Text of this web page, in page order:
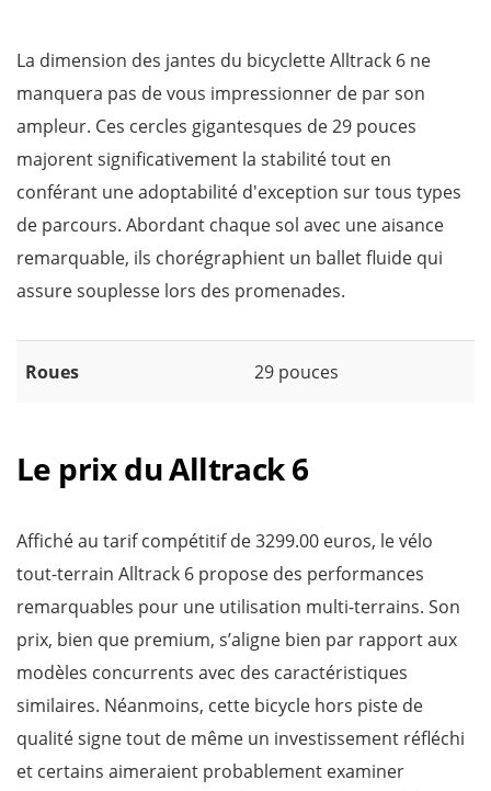
La dimension des jantes du bicyclette Alltrack 6 ne
manquera pas de vous impressionner de par son
ampleur. Ces cercles gigantesques de 29 pouces
majorent significativement la stabilité tout en
conférant une adoptabilité d'exception sur tous types
de parcours. Abordant chaque sol avec une aisance
remarquable, ils chorégraphient un ballet fluide qui
assure souplesse lors des promenades.
Roues 29 pouces
Le prix du Alltrack 6
Affiché au tarif compétitif de 3299.00 euros, le vélo
tout-terrain Alltrack 6 propose des performances
remarquables pour une utilisation multi-terrains. Son
prix, bien que premium, s’aligne bien par rapport aux
modèles concurrents avec des caractéristiques
similaires. Néanmoins, cette bicycle hors piste de
qualité signe tout de même un investissement réfléchi
et certains aimeraient probablement examiner